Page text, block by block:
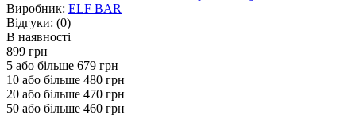
Виробник: ELF BAR
Відгуки: (0)
В наявності
899 грн
5 або більше 679 грн
10 або більше 480 грн
20 або більше 470 грн
50 або більше 460 грн